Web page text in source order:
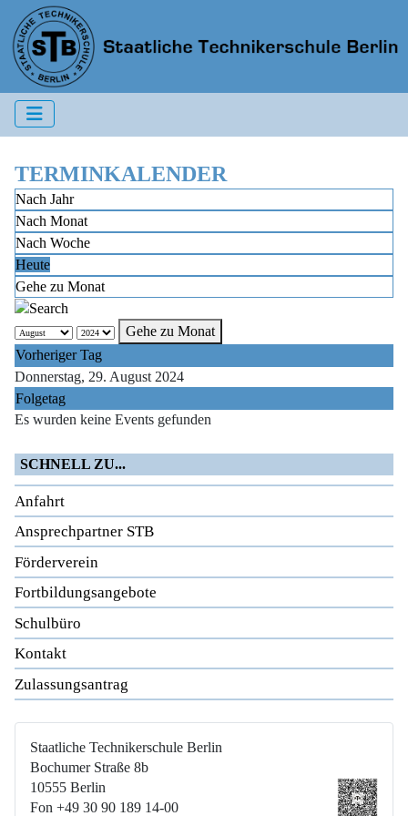
TERMINKALENDER
Nach Jahr
Nach Monat
Nach Woche
Heute
Gehe zu Monat
Gehe zu Monat
Vorheriger Tag
Donnerstag, 29. August 2024
Folgetag
Es wurden keine Events gefunden
SCHNELL ZU...
Anfahrt
Ansprechpartner STB
Förderverein
Fortbildungsangebote
Schulbüro
Kontakt
Zulassungsantrag
Staatliche Technikerschule Berlin
Bochumer Straße 8b
10555 Berlin
Fon +49 30 90 189 14-00